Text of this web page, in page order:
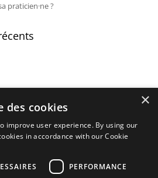
praticien·ne ?
×
des cookies
improve user experience. By using our
in accordance with our Cookie
PERFORMANCE